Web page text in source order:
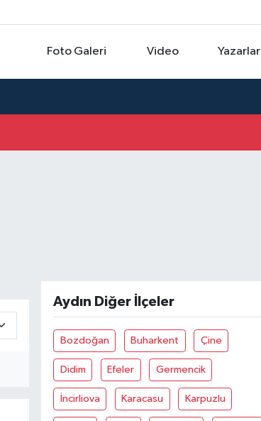
Foto Galeri Video Yazarlar
Aydın Diğer İlçeler
Bozdoğan Buharkent Çine
Didim Efeler Germencik
İncirliova Karacasu Karpuzlu